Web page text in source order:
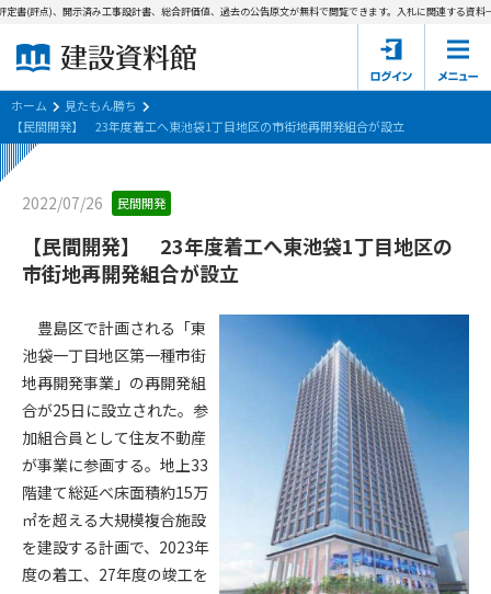
建設資料館とは
東京都の入札資料
国土交通省の入札資料
見たもん勝ち
会員登録について
サポーター会員一覧
会社概要 お問い合わせ
個人情報保護方針
会員規約
(評点)、開示済み工事設計書、総合評価値、過去の公告原文が無料で閲覧できます。入札に関連する資料→
ホーム
見たもん勝ち
【民間開発】 23年度着工へ東池袋1丁目地区の市街地再開発組合が設立
2022/07/26 民間開発
【民間開発】 23年度着工へ東池袋1丁目地区の
市街地再開発組合が設立
豊島区で計画される「東
池袋一丁目地区第一種市街
地再開発事業」の再開発組
合が25日に設立された。参
加組合員として住友不動産
が事業に参画する。地上33
階建て総延べ床面積約15万
㎡を超える大規模複合施設
を建設する計画で、2023年
度の着工、27年度の竣工を
第1条（規約の目的）
会員サービスの利用条件等について定めるものです。
2. 管理者が建設資料館WEB上で随時掲載するルールは本規約の
一部を構成するものとします。
第2条（規約の変更）
本規約は、会員の了承を得ることなく、随時変更されることが
あります。変更内容は、建設資料館WEB上に表示した時点で直
ちに全ての会員が了承したものとみなします。
第4条（会員審査および資格の取り消し）
会員とは、本規約を承諾の上、所定の会員申込手続きを完了
後、管理者がこれを承認した者をいいます。